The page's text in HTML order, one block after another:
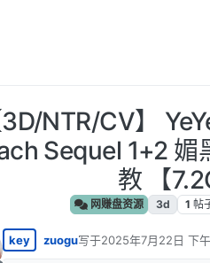
3D/NTR/CV】
Sequel 1+2 媚
教 【
网赚盘资源 3d 1 帖
key zuogu写于2025年7月22日 下
最后由 编辑